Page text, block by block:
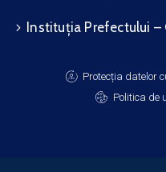
Instituția Prefectului –
Protecția datelor
Politica de